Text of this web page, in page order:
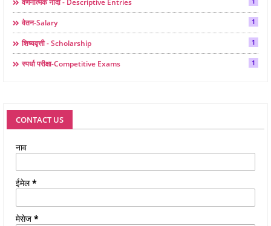
वेतन-Salary 1
शिष्यवृत्ती - Scholarship 1
स्पर्धा परीक्षा-Competitive Exams 1
CONTACT US
नाव
ईमेल*
मेसेज *